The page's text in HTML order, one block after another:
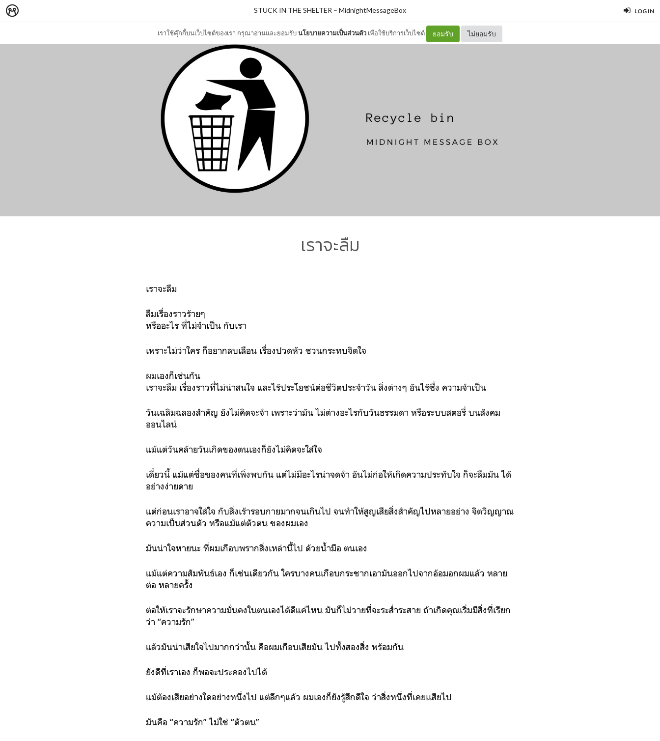
LOG IN
เราใช้คุ๊กกี้บนเว็บไซต์ของเรา กรุณาอ่านและยอมรับนโยบายความเป็นส่วนตัว เพื่อใช้บริการเว็บไซต์ ยอมรับ ไม่ยอมรับ
STUCK IN THE SHELTER – MidnightMessageBox
เราจะลืม
เราจะลืม
ลืมเรื่องราวร้ายๆ
หรืออะไร ที่ไม่จำเป็น กับเรา
เพราะไม่ว่าใคร ก็อยากลบเลือน เรื่องปวดหัว ชวนกระทบจิตใจ
ผมเองก็เช่นกัน
เราจะลืม เรื่องราวที่ไม่น่าสนใจ และไร้ประโยชน์ต่อชีวิตประจำวัน สิ่งต่างๆ อันไร้ซึ่ง ความจำเป็น
วันเฉลิมฉลองสำคัญ ยังไม่คิดจะจำ เพราะว่ามัน ไม่ต่างอะไรกับวันธรรมดา หรือระบบสตอรี่ บนสังคม
ออนไลน์
แม้แต่วันคล้ายวันเกิดของตนเองก็ยังไม่คิดจะใส่ใจ
เดี๋ยวนี้ แม้แต่ชื่อของคนที่เพิ่งพบกัน แต่ไม่มีอะไรน่าจดจำ อันไม่ก่อให้เกิดความประทับใจ ก็จะลืมมัน ได้
อย่างง่ายดาย
แต่ก่อนเราอาจใส่ใจ กับสิ่งเร้ารอบกายมากจนเกินไป จนทำให้สูญเสียสิ่งสำคัญไปหลายอย่าง จิตวิญญาณ
ความเป็นส่วนตัว หรือแม้แต่ตัวตน ของผมเอง
มันน่าใจหายนะ ที่ผมเกือบพรากสิ่งเหล่านี้ไป ด้วยน้ำมือ ตนเอง
แม้แต่ความสัมพันธ์เอง ก็เช่นเดียวกัน ใครบางคนเกือบกระชากเอามันออกไปจากอ้อมอกผมแล้ว หลาย
ต่อ หลายครั้ง
ต่อให้เราจะรักษาความมั่นคงในตนเองได้ดีแค่ไหน มันก็ไม่วายที่จะระส่ำระสาย ถ้าเกิดคุณเริ่มมีสิ่งที่เรียก
ว่า “ความรัก”
แล้วมันน่าเสียใจไปมากกว่านั้น คือผมเกือบเสียมัน ไปทั้งสองสิ่ง พร้อมกัน
ยังดีที่เราเอง ก็พอจะประคองไปได้
แม้ต้องเสียอย่างใดอย่างหนึ่งไป แต่ลึกๆแล้ว ผมเองก็ยังรู้สึกดีใจ ว่าสิ่งหนึ่งที่เคยเเสียไป
มันคือ “ความรัก” ไม่ใช่ “ตัวตน”